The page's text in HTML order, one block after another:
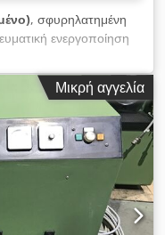
, σφυρηλατημένη
ενεργοποίηση
Μοντέλο: 3329
50%: 25 kVA
17 kA Δύναμη
Εξωτερική
βραχιόνων: 300 mm
60 mm,
0-20 mm με
στήριξης 10 μέτρα
με βύσματα Harting
B 200
Μικρή αγγελία